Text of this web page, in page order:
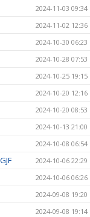
2024-11-03 09:34
2024-11-02 12:36
2024-10-30 06:23
2024-10-28 07:53
2024-10-25 19:15
2024-10-20 12:16
2024-10-20 08:53
2024-10-13 21:00
2024-10-08 06:54
2024-10-06 22:29
2024-10-06 06:26
2024-09-08 19:20
2024-09-08 19:14